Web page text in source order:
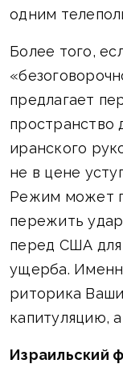
одним
Более того,
предлагает
пространство
иранского
не в цене
Режим может
пережить
перед США для
ущерба.
риторика
капитуляцию,
Израильский